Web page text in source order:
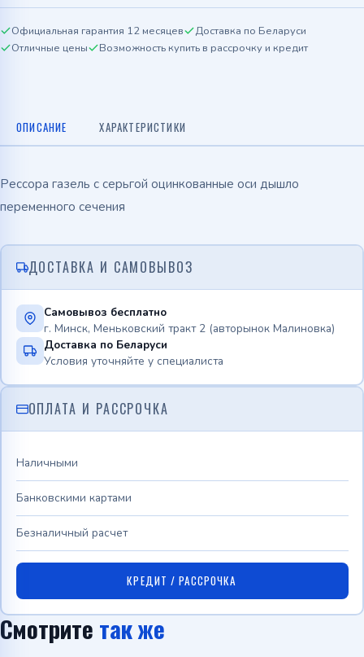
Официальная гарантия 12 месяцев
Доставка по Беларуси
Отличные цены
Возможность купить в рассрочку и кредит
ОПИСАНИЕ ХАРАКТЕРИСТИКИ
Рессора газель с серьгой оцинкованные оси дышло
переменного сечения
ДОСТАВКА И САМОВЫВОЗ
Самовывоз бесплатно
г. Минск, Меньковский тракт 2 (авторынок Малиновка)
Доставка по Беларуси
Условия уточняйте у специалиста
ОПЛАТА И РАССРОЧКА
Наличными
Банковскими картами
Безналичный расчет
КРЕДИТ / РАССРОЧКА
Смотрите так же